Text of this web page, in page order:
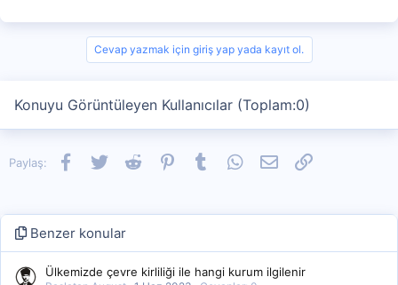
Cevap yazmak için giriş yap yada kayıt ol.
Konuyu Görüntüleyen Kullanıcılar (Toplam:0)
Paylaş: Facebook
TwitterReddit PinterestTumblrWhatsApp
E-postaLink
Benzer konular
Ülkemizde çevre kirliliği ile hangi kurum ilgilenir